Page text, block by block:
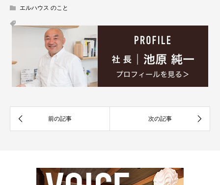
エルハウス のこと